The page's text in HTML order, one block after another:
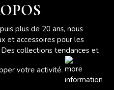
plus de 20 ans, nous
et accessoires pour les
collections tendances et
votre activité.